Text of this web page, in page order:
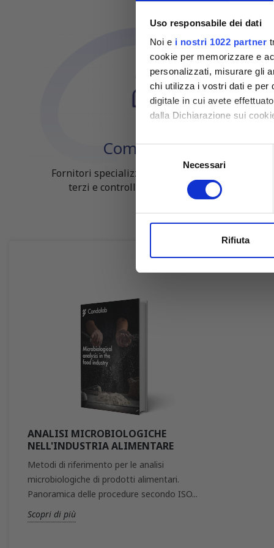
Uso responsabile dei dati
Noi e i nostri 1022 partner
cookie per memorizzare e
personalizzati, misurare gli
chi utilizza i vostri dati e per
digitale in cui avete
dalla Dichiarazione sui
Con il tuo consenso,
raccogliere
Approfondisci come
Utilizziamo i cookie per
consenso
Necessari
Rifiuta
Competenza
Fornitori specializzati per laboratori conto
terzi e controllo qualità industriale
ANALISI MICROBIOLOGICHE
NELL'INDUSTRIA ALIMENTARE
Metodi di riferimento per le analisi
microbiologiche di prodotti alimentari.
Panoramica delle procedure secondo ISO...
Scopri di più